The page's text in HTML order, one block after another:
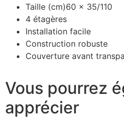
Taille (cm)60 x 35/110
4 étagères
Installation facile
Construction robuste
Couverture avant
Vous pourrez
apprécier